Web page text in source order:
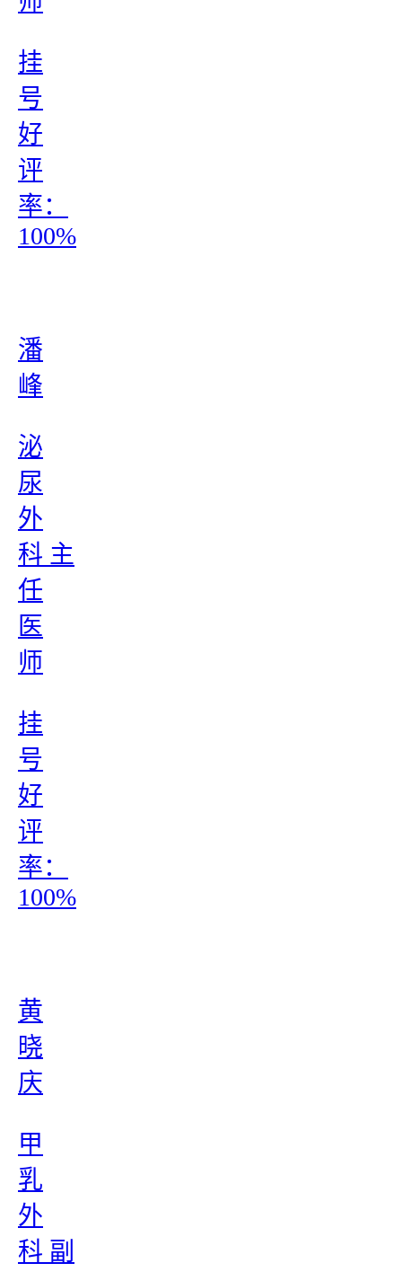
挂
号
好
评
率：
100%
潘
峰
泌
尿
外
科 主
任
医
师
挂
号
好
评
率：
100%
黄
晓
庆
甲
乳
外
科 副